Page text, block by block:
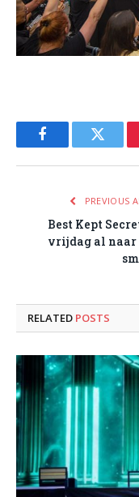
FacebookTwitter
PREVIOUS
Best Kept
vrijdag al naar
RELATED POSTS